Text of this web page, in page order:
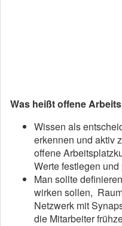
Was heißt offene
Wissen als
erkennen und aktiv
offene
Werte festlegen
Man sollte
wirken sollen,
Netzwerk mit
die Mitarbeiter